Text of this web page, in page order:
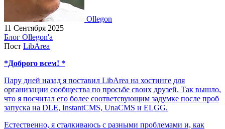
Ollegon
11 Сентября 2025
Блог Ollegon'a
Пост LibArea
*Доброго всем! *
Пару дней назад я поставил LibArea на хостинге для
организации сообщества по просьбе своих друзей. Так вышло,
что я посчитал его более соответсвующим задумке после проб
запуска на DLE, InstantCMS, UnaCMS и ELGG.
Естественно, я сталкиваюсь с разными проблемами и, как